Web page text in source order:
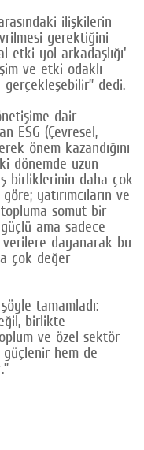
ilişkilerin
gerektiğini
etki yol arkadaşlığı'
ve etki odaklı
dedi.
dair
ESG (Çevresel,
önem kazandığını
dönemde uzun
birliklerinin daha çok
yatırımcıların ve
somut bir
ama sadece
dayanarak bu
çok değer
tamamladı:
birlikte
ve özel sektör
hem de